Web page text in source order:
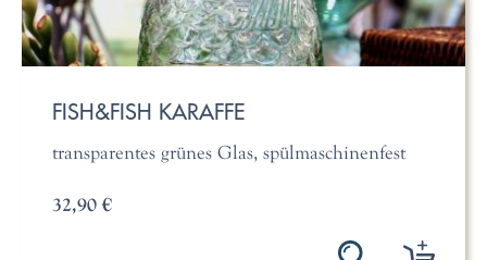
FISH&FISH KARAFFE
transparentes grünes Glas, spülmaschinenfest
32,90 €